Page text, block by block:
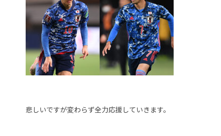
悲しいですが変わらず全力応援していきます。